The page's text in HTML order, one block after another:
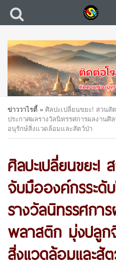
ข่าววาไรตี้ » ศิลปะเปลี่ยนขยะ! สวนสั
ประกาศผลรางวัลนิทรรศการผลงาน
อนุรักษ์สิ่งแวดล้อมและสัตว์ป่า
ศิลปะเปลี่ยนขยะ!
จับมือองค์กรระดั
รางวัลนิทรรศกา
พลาสติก มุ่งปลูก
สิ่งแวดล้อมและสั